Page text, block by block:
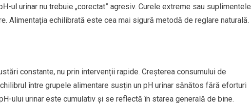
ul urinar nu trebuie „corectat” agresiv. Curele extreme sau suplimentele
Alimentația echilibrată este cea mai sigură metodă de reglare naturală.
constante, nu prin intervenții rapide. Creșterea consumului de
între grupele alimentare susțin un pH urinar sănătos fără eforturi
ului urinar este cumulativ și se reflectă în starea generală de bine.